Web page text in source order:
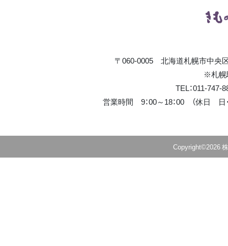
〒060-0005 北海道札幌市中央
※札幌
TEL：011-
営業時間 9：00～18：00 （休日 日
Copyright©2026